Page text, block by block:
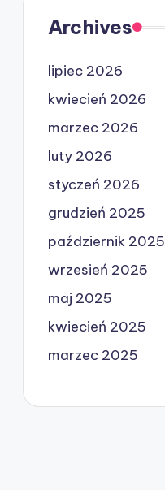
Archives
lipiec 2026
kwiecień 2026
marzec 2026
luty 2026
styczeń 2026
grudzień 2025
październik 2025
wrzesień 2025
maj 2025
kwiecień 2025
marzec 2025